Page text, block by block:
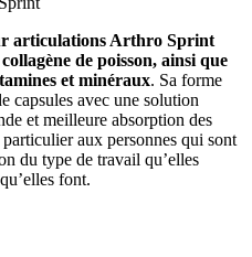
articulations Arthro Sprint
de poisson, ainsi que
et minéraux. Sa forme
capsules avec une solution
et meilleure absorption des
particulier aux personnes qui sont
du type de travail qu’elles
font.